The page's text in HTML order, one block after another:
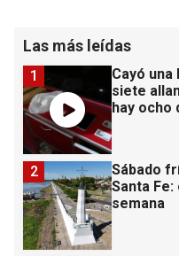
Las más leídas
Cayó
siete
hay ocho
1
Sábado
Santa
semana
2